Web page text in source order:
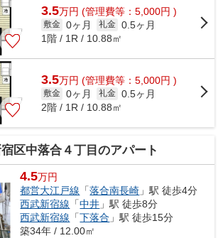
3.5万円 (管理費等：5,000円 )
敷金 0ヶ月 礼金 0.5ヶ月
1階 / 1R / 10.88㎡
3.5万円 (管理費等：5,000円 )
敷金 0ヶ月 礼金 0.5ヶ月
2階 / 1R / 10.88㎡
区中落合４丁目のアパート
4.5万円
都営大江戸線 「落合南長崎 」駅 徒歩4分
西武新宿線 「中井 」駅 徒歩8分
西武新宿線 「下落合 」駅 徒歩15分
築34年 / 12.00㎡